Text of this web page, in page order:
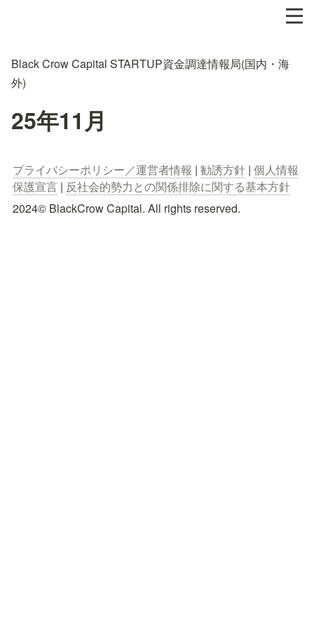
Black Crow Capital STARTUP資金調達情報局(国内・海
外)
25年11月
プライバシーポリシー／運営者情報 | 勧誘方針 | 個人情報
保護宣言 | 反社会的勢力との関係排除に関する基本方針
2024© BlackCrow Capital. All rights reserved.